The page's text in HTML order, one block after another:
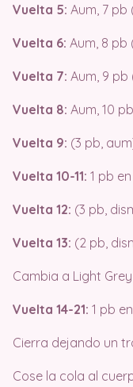
Vuelta 5: Aum, 7 pb
Vuelta 6: Aum, 8 pb
Vuelta 7: Aum, 9 pb
Vuelta 8: Aum, 10
Vuelta 9: (3 pb,
Vuelta 10-11: 1 pb
Vuelta 12: (3 pb,
Vuelta 13: (2 pb,
Cambia a Light
Vuelta 14-21: 1 pb
Cierra dejando un
Cose la cola al